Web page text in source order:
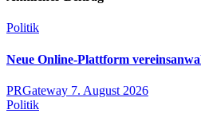
Politik
Neue Online-Plattform
PRGateway 7. August 2026
Politik